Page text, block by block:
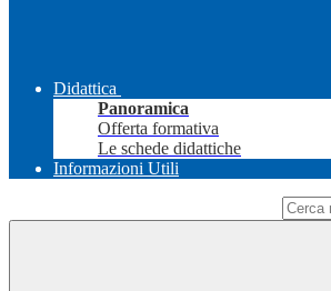
Didattica
Panoramica
Offerta formativa
Le schede didattiche
Informazioni Utili